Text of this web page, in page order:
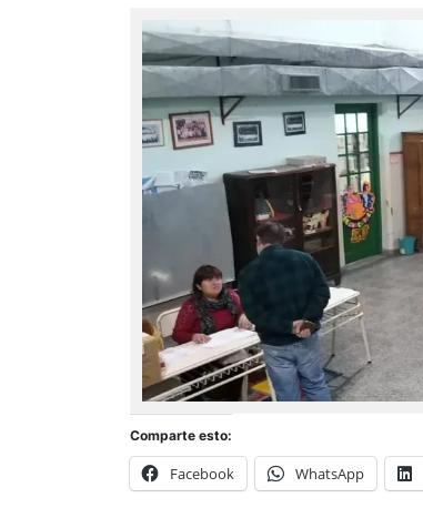
Comparte esto:
Facebook WhatsApp